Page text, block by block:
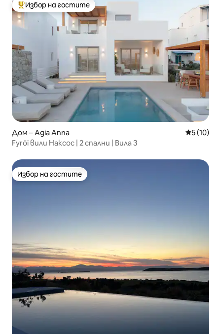
Най-популярен избор на гостите
Избор на гостите
Дом – Agia Anna Средна
5 (10)
Fyrōi вили Наксос | 2 спални | Вила 3
Избор на гостите
Избор на гостите